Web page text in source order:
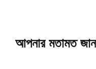
আপনার মতামত